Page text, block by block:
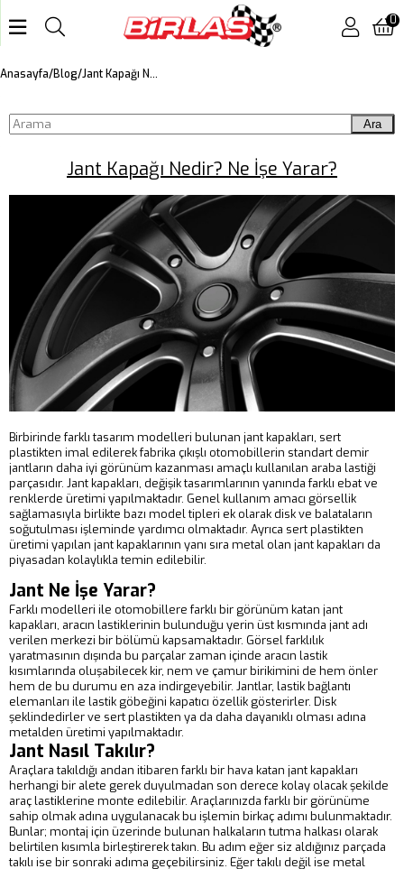
0
Anasayfa Blog Jant Kapağı Nedir? Ne İşe Yarar?
Ara
Jant Kapağı Nedir? Ne İşe Yarar?
Birbirinde farklı tasarım modelleri bulunan jant kapakları, sert
plastikten imal edilerek fabrika çıkışlı otomobillerin standart demir
jantların daha iyi görünüm kazanması amaçlı kullanılan araba lastiği
parçasıdır. Jant kapakları, değişik tasarımlarının yanında farklı ebat ve
renklerde üretimi yapılmaktadır. Genel kullanım amacı görsellik
sağlamasıyla birlikte bazı model tipleri ek olarak disk ve balataların
soğutulması işleminde yardımcı olmaktadır. Ayrıca sert plastikten
üretimi yapılan jant kapaklarının yanı sıra metal olan jant kapakları da
piyasadan kolaylıkla temin edilebilir.
Jant Ne İşe Yarar?
Farklı modelleri ile otomobillere farklı bir görünüm katan jant
kapakları, aracın lastiklerinin bulunduğu yerin üst kısmında jant adı
verilen merkezi bir bölümü kapsamaktadır. Görsel farklılık
yaratmasının dışında bu parçalar zaman içinde aracın lastik
kısımlarında oluşabilecek kir, nem ve çamur birikimini de hem önler
hem de bu durumu en aza indirgeyebilir. Jantlar, lastik bağlantı
elemanları ile lastik göbeğini kapatıcı özellik gösterirler. Disk
şeklindedirler ve sert plastikten ya da daha dayanıklı olması adına
metalden üretimi yapılmaktadır.
Jant Nasıl Takılır?
Araçlara takıldığı andan itibaren farklı bir hava katan jant kapakları
herhangi bir alete gerek duyulmadan son derece kolay olacak şekilde
araç lastiklerine monte edilebilir. Araçlarınızda farklı bir görünüme
sahip olmak adına uygulanacak bu işlemin birkaç adımı bulunmaktadır.
Bunlar; montaj için üzerinde bulunan halkaların tutma halkası olarak
belirtilen kısımla birleştirerek takın. Bu adım eğer siz aldığınız parçada
takılı ise bir sonraki adıma geçebilirsiniz. Eğer takılı değil ise metal